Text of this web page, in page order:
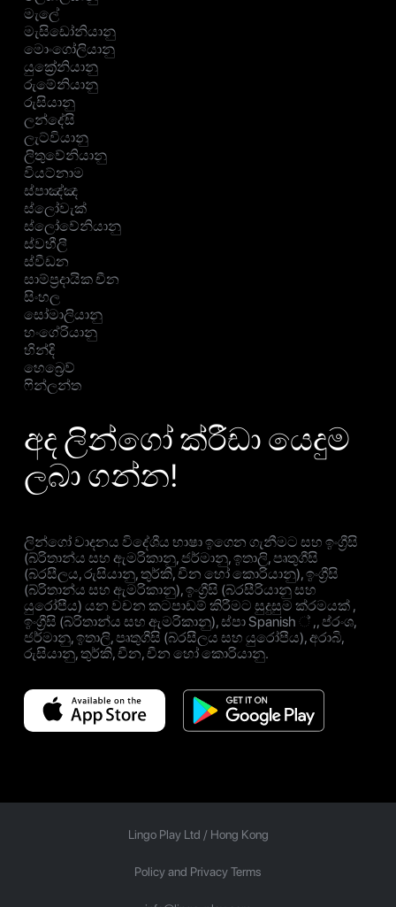
මැලේ
මැසිඩෝනියානු
මොංගෝලියානු
යුක්‍රේනියානු
රුමේනියානු
රුසියානු
ලන්දේසි
ලැට්වියානු
ලිතුවේනියානු
වියට්නාම
ස්පාඤ්ඤ
ස්ලෝවැක්
ස්ලෝවේනියානු
ස්වහීලී
ස්වීඩන
සාම්ප්‍රදායික චීන
සිංහල
සෝමාලියානු
හංගේරියානු
හින්දි
හෙබ්‍රෙව්
ෆින්ලන්ත
අද ලින්ගෝ ක්රීඩා යෙදුම
ලබා ගන්න!
ලින්ගෝ වාදනය විදේශීය භාෂා ඉගෙන ගැනීමට සහ ඉංග්‍රීසි
(බ්රිතාන්ය සහ ඇමරිකානු, ජර්මානු, ඉතාලි, පෘතුගීසි
(බ්රසීලය, රුසියානු, තුර්කි, චීන හෝ කොරියානු), ඉංග්‍රීසි
(බ්රිතාන්ය සහ ඇමරිකානු), ඉංග්‍රීසි (බ්රසීරියානු සහ
යුරෝපීය) යන වචන කටපාඩම් කිරීමට සුදුසුම ක්රමයක් ,
ඉංග්‍රීසි (බ්රිතාන්ය සහ ඇමරිකානු), ස්පා Spanish ් ,, ප්රංශ,
ජර්මානු, ඉතාලි, පෘතුගීසි (බ්රසීලය සහ යුරෝපීය), අරාබි,
රුසියානු, තුර්කි, චීන, චීන හෝ කොරියානු.
Lingo Play Ltd / Hong Kong
Policy and Privacy Terms